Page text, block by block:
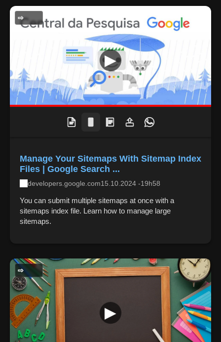
GERAL
Manage Your Sitemaps With Sitemap Index
Files | Google Search ...
developers.google.com15.10.2024 -19h58
You can submit multiple sitemaps at once with a
sitemaps index file. Learn how to manage large
sitemaps.
GERAL